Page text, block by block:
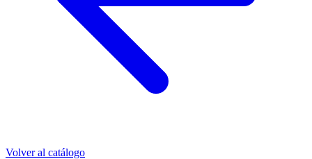
Volver al catálogo